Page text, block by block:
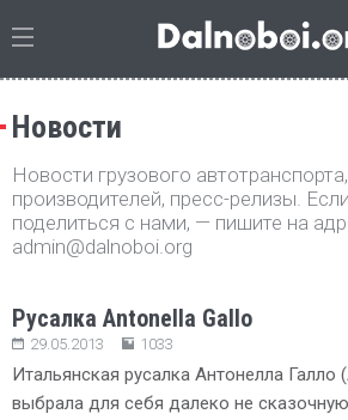
Новости
Новости грузового
производителей, пресс-релизы.
поделиться с нами, — пишите на
admin@dalnoboi.org
Русалка Antonella Gallo
29.05.2013 1033
Итальянская русалка Антонелла Галло
выбрала для себя далеко не